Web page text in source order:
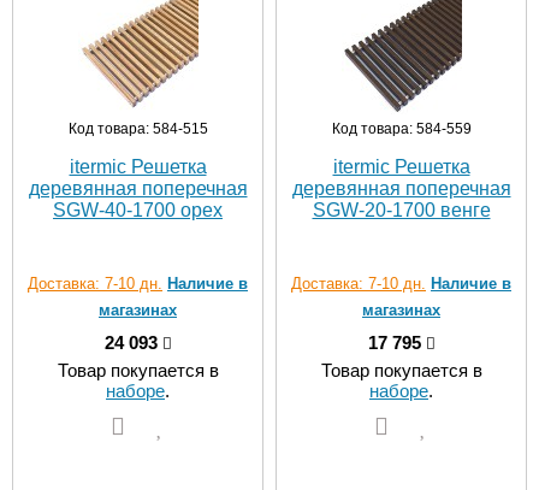
Код товара: 584-515
itermic Решетка
деревянная поперечная
SGW-40-1700 орех
Доставка: 7-10 дн. Наличие в
магазинах
24 093
Товар покупается в
наборе.
Код товара: 584-559
itermic Решетка
деревянная поперечная
SGW-20-1700 венге
Доставка: 7-10 дн. Наличие в
магазинах
17 795
Товар покупается в
наборе.